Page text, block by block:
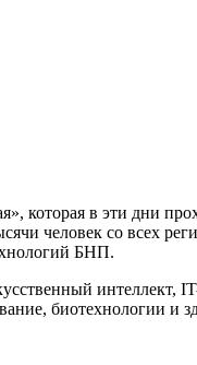
которая в эти дни
человек со всех
БНП.
интеллект,
биотехнологии